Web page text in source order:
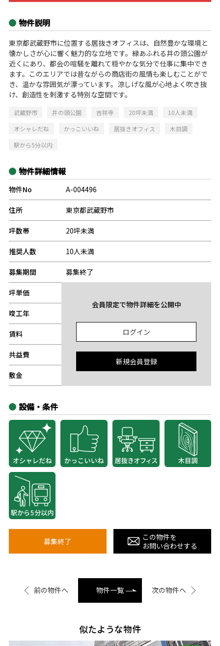
物件説明
東京都武蔵野市に位置する居抜きオフィスは、自然豊かな環境と
懐かしさが心に響く魅力的な立地です。緑あふれる井の頭公園が
近くにあり、都会の喧騒を離れて穏やかな気分で仕事に集中でき
ます。このエリアでは昔ながらの商店街の風情も楽しむことがで
き、温かな雰囲気が漂っています。涼しげな風が心地よく吹き抜
け、創造性を刺激する特別な空間です。
武蔵野市 井の頭公園 吉祥寺 20坪未満
10人未満
オシャレだね
かっこいいね 居抜きオフィス
木目調
駅から5分以内
物件詳細情報
物件No A-004496
住所 東京都武蔵野市
坪数帯 20坪未満
推奨人数 10人未満
募集期間 募集終了
坪単価
竣工年
賃料
共益費
敷金
会員限定で物件詳細を公開中
ログイン
新規会員登録
設備・条件
募集終了
この物件を
お問い合わせする
前の物件へ 物件一覧 次の物件へ
似たような物件